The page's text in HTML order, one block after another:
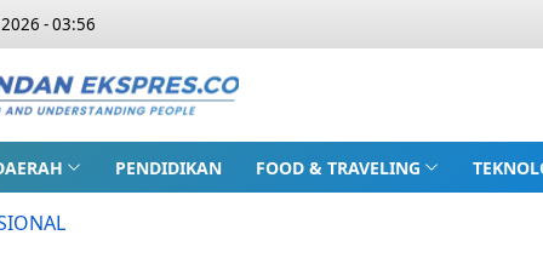
- 03:56
PENDIDIKAN FOOD & TRAVELING